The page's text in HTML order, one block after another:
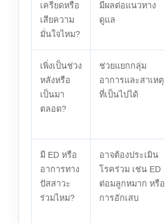
เครียดหรือ
เสียความ
มั่นใจไหม?
มีผลต่อแนวทาง
ดูแล
เพิ่งเป็นช่วง
หลังหรือ
เป็นมา
ตลอด?
ช่วยแยกกลุ่ม
อาการและสาเหตุ
ที่เป็นไปได้
มี ED หรือ
อาการทาง
ปัสสาวะ
ร่วมไหม?
อาจต้องประเมิน
โรคร่วม เช่น ED
ต่อมลูกหมาก หรือ
การอักเสบ